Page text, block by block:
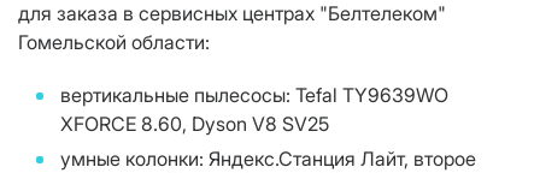
для заказа в сервисных центрах "Белтелеком"
Гомельской области:
вертикальные пылесосы: Tefal TY9639WO
XFORCE 8.60, Dyson V8 SV25
умные колонки: Яндекс.Станция Лайт, второе